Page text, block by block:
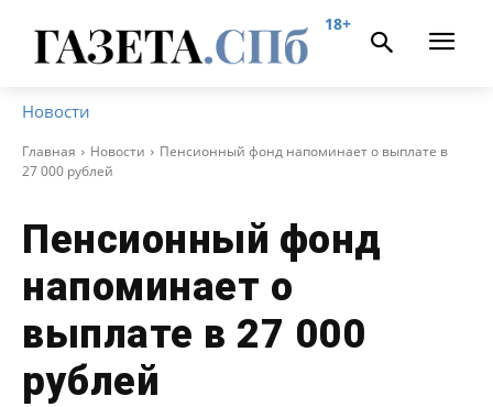
18+
Новости
Главная Новости
Пенсионный фонд напоминает о выплате в
27 000 рублей
Пенсионный фонд
напоминает о
выплате в 27 000
рублей